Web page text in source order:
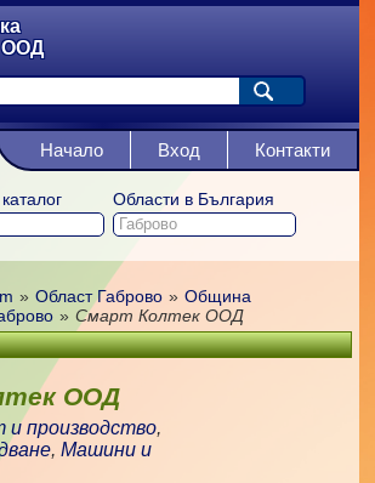
ООД
Области в България
Начало Вход Контакти
» Област Габрово » Община
» Смарт Колтек ООД
ООД
производство,
, Машини и